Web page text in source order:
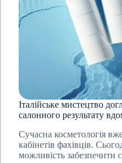
Італійське мистецтво
салонного результату
Сучасна косметологія
кабінетів фахівців.
можливість забезпечити